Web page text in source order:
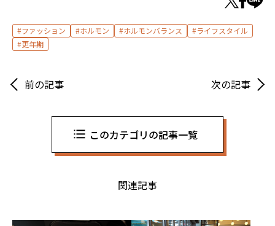
ファッション ホルモン ホルモンバランス
ライフスタイル
更年期
前の記事 次の記事
このカテゴリの記事一覧
関連記事